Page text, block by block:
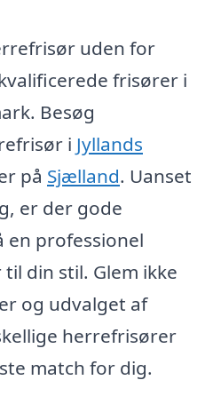
uden for
frisører i
Besøg
i Jyllands
på Sjælland. Uanset
er der gode
en professionel
din stil. Glem ikke
og udvalget af
herrefrisører
match for dig.